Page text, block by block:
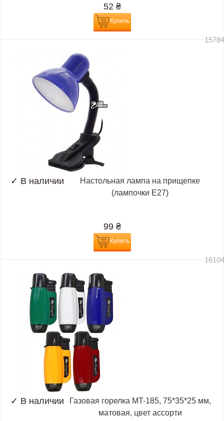
52 ₴
Купить
✓ В наличии
Настольная лампа на прищепке
(лампочки E27)
99 ₴
Купить
✓ В наличии
Газовая горелка MT-185, 75*35*25 мм,
матовая, цвет ассорти